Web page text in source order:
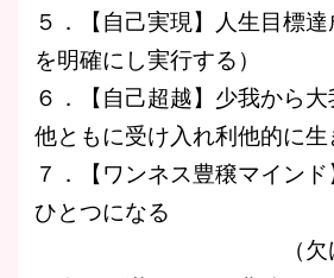
５．【自己実現】人生目標
を明確にし実行する）
６．【自己超越】少我から大
他ともに受け入れ利他的に生
７．【ワンネス豊穣マイン
ひとつになる
（欠けると